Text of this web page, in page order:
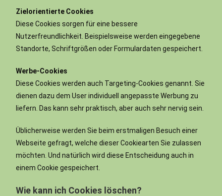
Zielorientierte Cookies
Diese Cookies sorgen für eine bessere
Nutzerfreundlichkeit. Beispielsweise werden eingegebene
Standorte, Schriftgrößen oder Formulardaten gespeichert.
Werbe-Cookies
Diese Cookies werden auch Targeting-Cookies genannt. Sie
dienen dazu dem User individuell angepasste Werbung zu
liefern. Das kann sehr praktisch, aber auch sehr nervig sein.
Üblicherweise werden Sie beim erstmaligen Besuch einer
Webseite gefragt, welche dieser Cookiearten Sie zulassen
möchten. Und natürlich wird diese Entscheidung auch in
einem Cookie gespeichert.
Wie kann ich Cookies löschen?